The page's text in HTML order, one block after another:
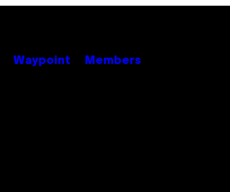
Waypoint Members